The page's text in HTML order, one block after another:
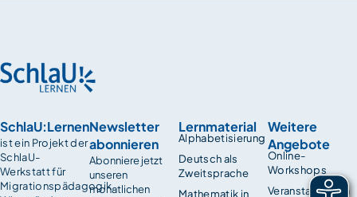
SchlaU:Lernen
ist ein Projekt der
SchlaU-
Werkstatt für
Migrationspädagogik.
Lernmaterial
Alphabetisierung
Deutsch als
Zweitsprache
Mathematik in
Weitere
Angebote
Online-
Workshops
Veranstaltungen
Newsletter
abonnieren
Abonniere jetzt
unseren
monatlichen